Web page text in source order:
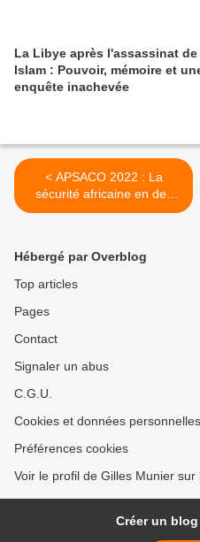
La Libye après l'assassinat de
Islam : Pouvoir, mémoire et
enquête inachevée
< APSACO 2022 : La
sécurité africaine en des
temps incertains - La
Hébergé par Overblog
Top articles
Pages
Contact
Signaler un abus
C.G.U.
Cookies et données personnelles
Préférences cookies
Voir le profil de Gilles Munier
Créer un